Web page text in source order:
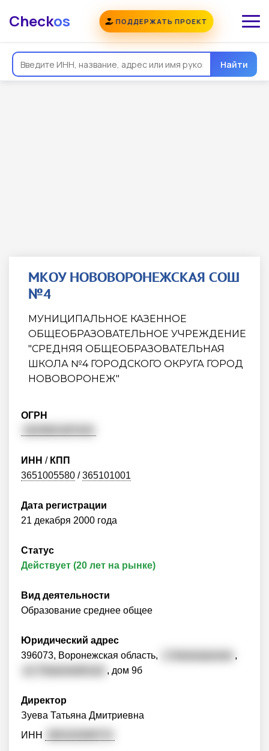
Checkos ПОДДЕРЖАТЬ ПРОЕКТ
Найти
МКОУ НОВОВОРОНЕЖСКАЯ СОШ
№4
МУНИЦИПАЛЬНОЕ КАЗЕННОЕ
ОБЩЕОБРАЗОВАТЕЛЬНОЕ УЧРЕЖДЕНИЕ
"СРЕДНЯЯ ОБЩЕОБРАЗОВАТЕЛЬНАЯ
ШКОЛА №4 ГОРОДСКОГО ОКРУГА ГОРОД
НОВОВОРОНЕЖ"
ОГРН
ИНН / КПП
3651005580 /365101001
Дата регистрации
21 декабря 2000 года
Статус
Действует (20 лет на рынке)
Вид деятельности
Образование среднее общее
Юридический адрес
396073, Воронежская область,
,
, дом 9б
Директор
Зуева Татьяна Дмитриевна
ИНН